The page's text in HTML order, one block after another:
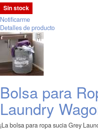
Sin stock
Notificarme
Detalles de producto
Bolsa para
Laundry
¡La bolsa para ropa sucia Grey